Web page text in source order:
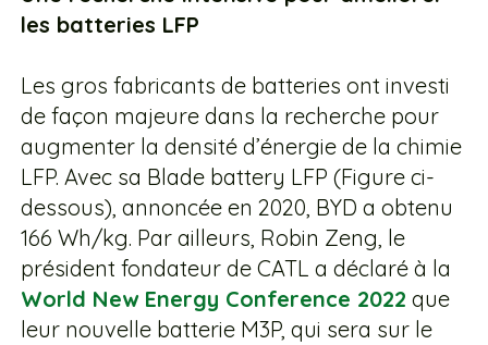
les batteries LFP
Les gros fabricants de batteries ont investi
de façon majeure dans la recherche pour
augmenter la densité d’énergie de la chimie
LFP. Avec sa Blade battery LFP (Figure ci-
dessous), annoncée en 2020, BYD a obtenu
166 Wh/kg. Par ailleurs, Robin Zeng, le
président fondateur de CATL a déclaré à la
World New Energy Conference 2022 que
leur nouvelle batterie M3P, qui sera sur le